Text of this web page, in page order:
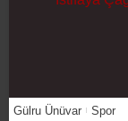
Gülru Ünüvar Spor